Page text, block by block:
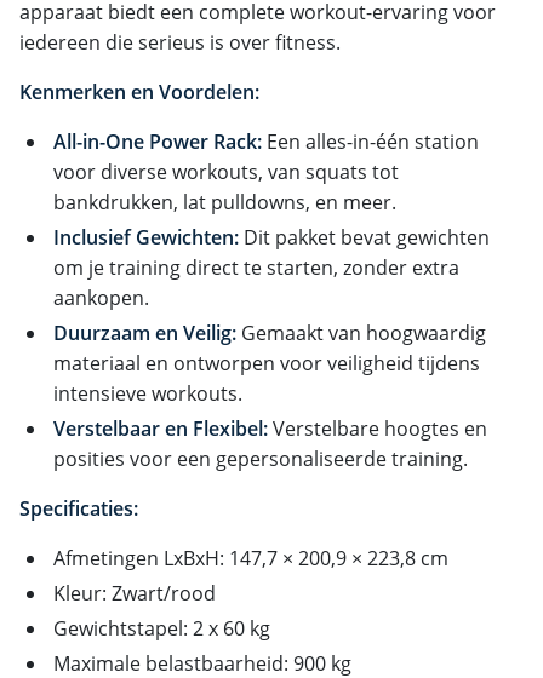
apparaat biedt een complete workout-ervaring voor
iedereen die serieus is over fitness.
Kenmerken en Voordelen:
All-in-One Power Rack: Een alles-in-één station
voor diverse workouts, van squats tot
bankdrukken, lat pulldowns, en meer.
Inclusief Gewichten: Dit pakket bevat gewichten
om je training direct te starten, zonder extra
aankopen.
Duurzaam en Veilig: Gemaakt van hoogwaardig
materiaal en ontworpen voor veiligheid tijdens
intensieve workouts.
Verstelbaar en Flexibel:Verstelbare hoogtes en
posities voor een gepersonaliseerde training.
Specificaties:
Afmetingen LxBxH: 147,7 × 200,9 × 223,8 cm
Kleur: Zwart/rood
Gewichtstapel: 2 x 60 kg
Maximale belastbaarheid: 900 kg